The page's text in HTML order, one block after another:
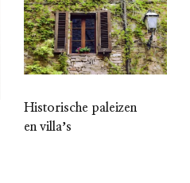
Historische paleizen
en villaʼs